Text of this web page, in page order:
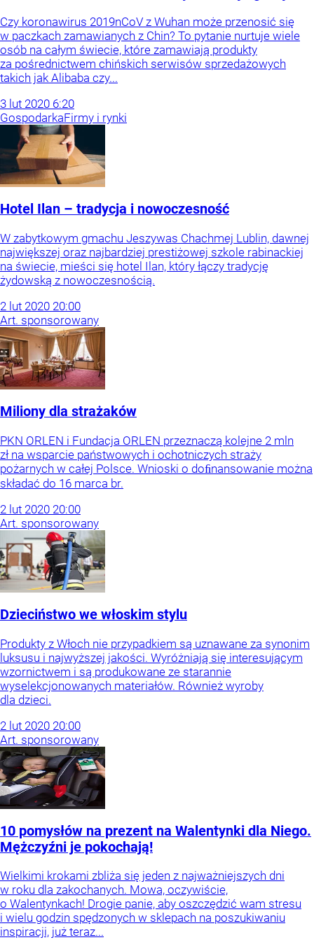
Czy koronawirus 2019nCoV z Wuhan może przenosić się
w paczkach zamawianych z Chin? To pytanie nurtuje wiele
osób na całym świecie, które zamawiają produkty
za pośrednictwem chińskich serwisów sprzedażowych
takich jak Alibaba czy...
3 lut 2020 6:20
GospodarkaFirmy i rynki
Hotel Ilan – tradycja i nowoczesność
W zabytkowym gmachu Jeszywas Chachmej Lublin, dawnej
największej oraz najbardziej prestiżowej szkole rabinackiej
na świecie, mieści się hotel Ilan, który łączy tradycję
żydowską z nowoczesnością.
2 lut 2020 20:00
Art. sponsorowany
Miliony dla strażaków
PKN ORLEN i Fundacja ORLEN przeznaczą kolejne 2 mln
zł na wsparcie państwowych i ochotniczych straży
pożarnych w całej Polsce. Wnioski o doﬁnansowanie można
składać do 16 marca br.
2 lut 2020 20:00
Art. sponsorowany
Dzieciństwo we włoskim stylu
Produkty z Włoch nie przypadkiem są uznawane za synonim
luksusu i najwyższej jakości. Wyróżniają się interesującym
wzornictwem i są produkowane ze starannie
wyselekcjonowanych materiałów. Również wyroby
dla dzieci.
2 lut 2020 20:00
Art. sponsorowany
10 pomysłów na prezent na Walentynki dla Niego.
Mężczyźni je pokochają!
Wielkimi krokami zbliża się jeden z najważniejszych dni
w roku dla zakochanych. Mowa, oczywiście,
o Walentynkach! Drogie panie, aby oszczędzić wam stresu
i wielu godzin spędzonych w sklepach na poszukiwaniu
inspiracji, już teraz...